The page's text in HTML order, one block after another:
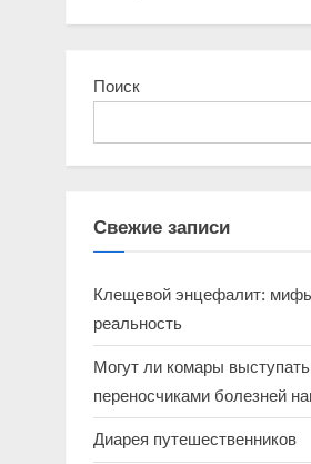
Поиск
Свежие записи
Клещевой энцефалит:
реальность
Могут ли комары выступать
переносчиками болезней
Диарея путешественников